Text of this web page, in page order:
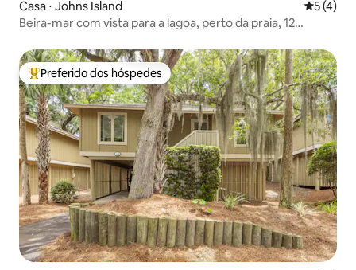
Casa ⋅ Johns Island 5 de
5 (4)
Beira-mar com vista para a lagoa, perto da praia, 12
Entre os melhores preferidos dos hóspedes
Preferido dos hóspedes